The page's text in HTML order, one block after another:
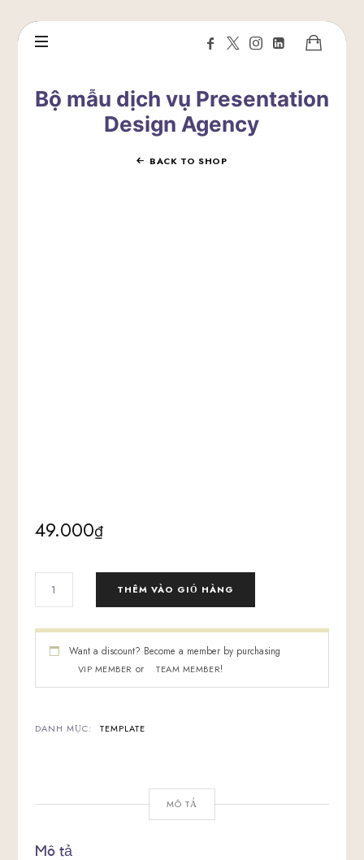
Bộ mẫu dịch vụ Presentation
Design Agency
BACK TO SHOP
49.000₫
MẪU
VỤ
PRESENTATION
THÊM VÀO GIỎ HÀNG
Want a discount? Become a member by purchasing
VIP MEMBER or TEAM MEMBER!
DANH MỤC: TEMPLATE
MÔ TẢ
Mô tả